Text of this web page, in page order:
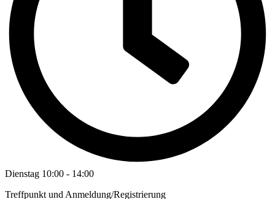
Dienstag 10:00 - 14:00
Treffpunkt und Anmeldung/Registrierung